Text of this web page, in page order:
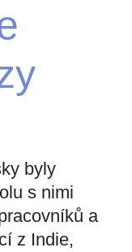
byly
s nimi
a
z Indie,